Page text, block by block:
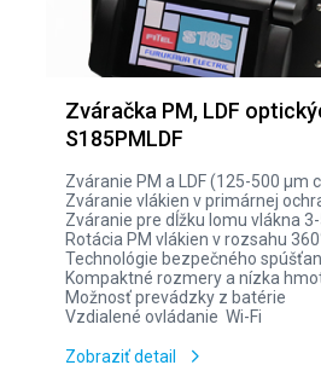
Zváračka PM, LDF
S185PMLDF
Zváranie PM a LDF (125-500 µm
Zváranie vlákien v primárnej
Zváranie pre dĺžku lomu vlákna
Rotácia PM vlákien v rozsahu
Technológie bezpečného
Kompaktné rozmery a nízka
Možnosť prevádzky z batérie
Vzdialené ovládanie Wi-Fi
Zobraziť detail